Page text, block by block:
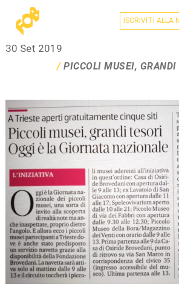
ISCRIVITI ALLA
PICCOLI MUSEI, GRANDI
30 Set 2019